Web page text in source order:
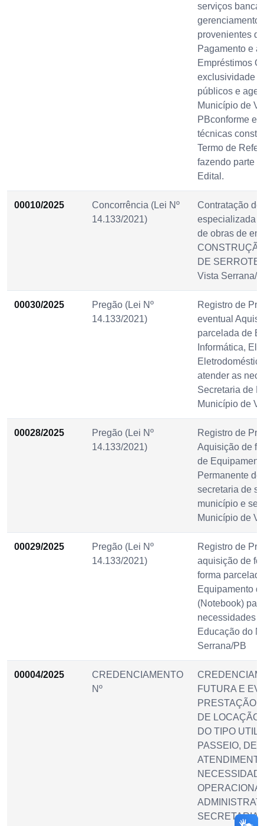
serviços
gerenciamento
provenientes
Pagamento e
Empréstimos
exclusividade
públicos e
Município de
PBconforme
técnicas
Termo de
fazendo parte
Edital.
00010/2025
Concorrência (Lei Nº
14.133/2021)
Contratação de
especializada
de obras de
DE
Vista Serrana/
00030/2025
Pregão (Lei Nº
14.133/2021)
Registro de
eventual
parcelada de
Informática,
atender as
Secretaria de
Município de
00028/2025
Pregão (Lei Nº
14.133/2021)
Registro de
Aquisição de
de
Permanente
secretaria de
município e
Município de
00029/2025
Pregão (Lei Nº
14.133/2021)
Registro de
aquisição de
forma
Equipamento
(Notebook)
necessidades
Educação do
Serrana/PB
00004/2025
CREDENCIAMENTO
Nº
FUTURA E
PRESTAÇÃO
DE LOCAÇÃO
DO TIPO
PASSEIO,